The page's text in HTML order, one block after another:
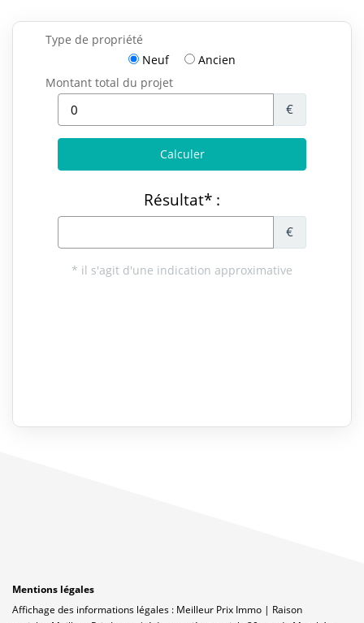
Mentions légales
Affichage des informations légales : Meilleur Prix Immo | Raison